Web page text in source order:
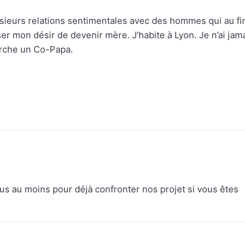
relations sentimentales avec des hommes qui au
mon désir de devenir mère. J’habite à Lyon. Je n’ai
un Co-Papa.
au moins pour déjà confronter nos projet si vous êtes